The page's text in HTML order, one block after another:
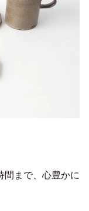
間まで、心豊かに